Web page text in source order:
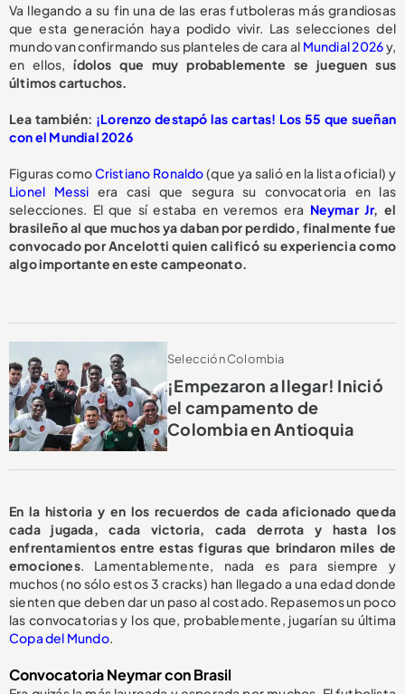
Va llegando a su fin una de las eras futboleras más grandiosas
que esta generación haya podido vivir. Las selecciones del
mundo van confirmando sus planteles de cara al Mundial 2026y,
en ellos,ídolos que muy probablemente se jueguen sus
últimos cartuchos.
Lea también: ¡Lorenzo destapó las cartas! Los 55 que sueñan
con el Mundial 2026
Figuras comoCristiano Ronaldo(que ya salió en la lista oficial) y
Lionel Messi era casi que segura su convocatoria en las
selecciones. El que sí estaba en veremos era Neymar Jr, el
brasileño al que muchos ya daban por perdido, finalmente fue
convocado por Ancelotti quien calificó su experiencia como
algo importante en este campeonato.
Selección Colombia
¡Empezaron a llegar! Inició
el campamento de
Colombia en Antioquia
En la historia y en los recuerdos de cada aficionado queda
cada jugada, cada victoria, cada derrota y hasta los
enfrentamientos entre estas figuras que brindaron miles de
emociones. Lamentablemente, nada es para siempre y
muchos (no sólo estos 3 cracks) han llegado a una edad donde
sienten que deben dar un paso al costado. Repasemos un poco
las convocatorias y los que, probablemente, jugarían su última
Copa del Mundo.
Convocatoria Neymar con Brasil